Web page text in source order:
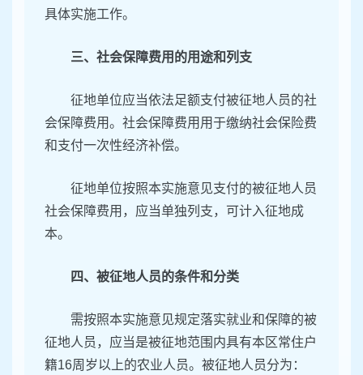
具体实施工作。
三、社会保障费用的用途和列支
征地单位应当依法足额支付被征地人员的社
会保障费用。社会保障费用用于缴纳社会保险费
和支付一次性经济补偿。
征地单位按照本实施意见支付的被征地人员
社会保障费用，应当单独列支，可计入征地成
本。
四、被征地人员的条件和分类
需按照本实施意见规定落实就业和保障的被
征地人员，应当是被征地范围内具有本区常住户
籍16周岁以上的农业人员。被征地人员分为：